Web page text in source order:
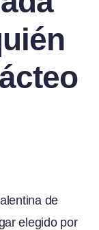
de
elegido por